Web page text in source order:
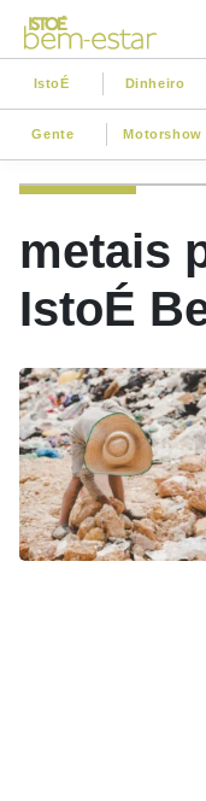
IstoÉ Dinheiro
Gente Motorshow
metais
IstoÉ